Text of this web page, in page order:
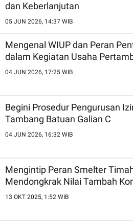
dan Keberlanjutan
05 JUN 2026, 14:37 WIB
Mengenal WIUP dan Peran
dalam Kegiatan Usaha
04 JUN 2026, 17:25 WIB
Begini Prosedur Pengurusan
Tambang Batuan Galian C
04 JUN 2026, 16:32 WIB
Mengintip Peran Smelter
Mendongkrak Nilai Tambah
13 OKT 2025, 1:52 WIB